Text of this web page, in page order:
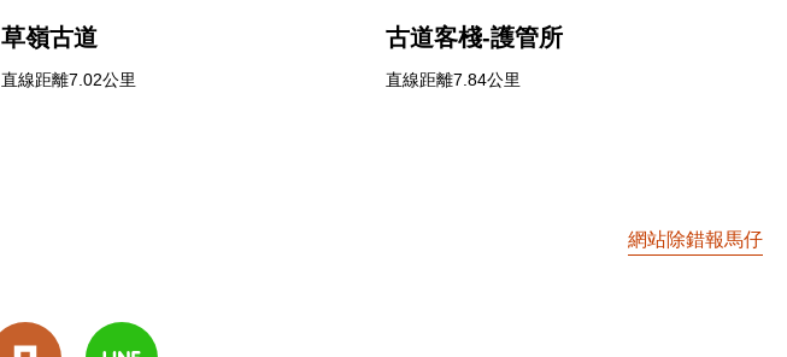
草嶺古道
直線距離7.02公里
古道客棧-護管所
直線距離7.84公里
網站除錯報馬仔